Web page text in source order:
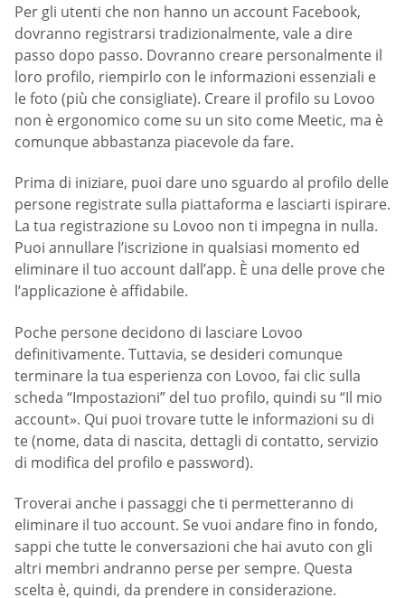
Per gli utenti che non hanno un account Facebook,
dovranno registrarsi tradizionalmente, vale a dire
passo dopo passo. Dovranno creare personalmente il
loro profilo, riempirlo con le informazioni essenziali e
le foto (più che consigliate). Creare il profilo su Lovoo
non è ergonomico come su un sito come Meetic, ma è
comunque abbastanza piacevole da fare.
Prima di iniziare, puoi dare uno sguardo al profilo delle
persone registrate sulla piattaforma e lasciarti ispirare.
La tua registrazione su Lovoo non ti impegna in nulla.
Puoi annullare l’iscrizione in qualsiasi momento ed
eliminare il tuo account dall’app. È una delle prove che
l’applicazione è affidabile.
Poche persone decidono di lasciare Lovoo
definitivamente. Tuttavia, se desideri comunque
terminare la tua esperienza con Lovoo, fai clic sulla
scheda “Impostazioni” del tuo profilo, quindi su “Il mio
account». Qui puoi trovare tutte le informazioni su di
te (nome, data di nascita, dettagli di contatto, servizio
di modifica del profilo e password).
Troverai anche i passaggi che ti permetteranno di
eliminare il tuo account. Se vuoi andare fino in fondo,
sappi che tutte le conversazioni che hai avuto con gli
altri membri andranno perse per sempre. Questa
scelta è, quindi, da prendere in considerazione.